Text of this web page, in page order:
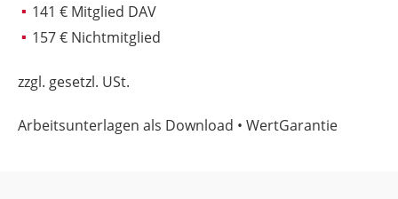
141 € Mitglied DAV
157 € Nichtmitglied
zzgl. gesetzl. USt.
Arbeitsunterlagen als Download • WertGarantie